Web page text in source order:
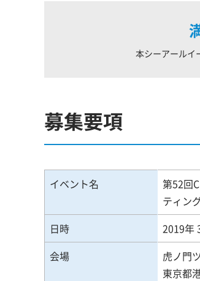
本シーアールイ
募集要項
イベント名
第52回
ティン
日時
2019年
会場
虎ノ門
東京都